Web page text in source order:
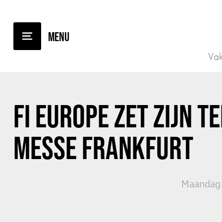
FI EUROPE ZET ZIJN
MESSE FRANKFURT